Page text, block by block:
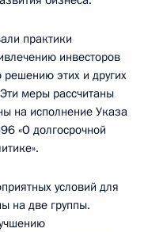
практики
инвесторов
этих и других
меры рассчитаны
на исполнение Указа
«О долгосрочной
условий для
на две группы.